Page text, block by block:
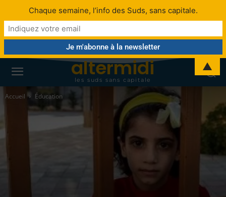
altermidi
les suds sans capitale
Accueil Éducation
Chaque semaine, l’info des Suds, sans capitale.
▲